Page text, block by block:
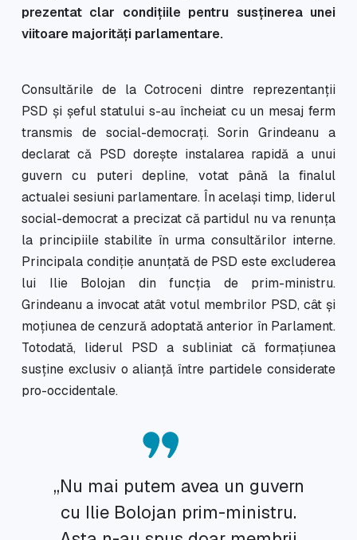
prezentat clar condițiile pentru susținerea unei
viitoare majorități parlamentare.
Consultările de la Cotroceni dintre reprezentanții
PSD și șeful statului s-au încheiat cu un mesaj ferm
transmis de social-democrați. Sorin Grindeanu a
declarat că PSD dorește instalarea rapidă a unui
guvern cu puteri depline, votat până la finalul
actualei sesiuni parlamentare. În același timp, liderul
social-democrat a precizat că partidul nu va renunța
la principiile stabilite în urma consultărilor interne.
Principala condiție anunțată de PSD este excluderea
lui Ilie Bolojan din funcția de prim-ministru.
Grindeanu a invocat atât votul membrilor PSD, cât și
moțiunea de cenzură adoptată anterior în Parlament.
Totodată, liderul PSD a subliniat că formațiunea
susține exclusiv o alianță între partidele considerate
pro-occidentale.
„Nu mai putem avea un guvern
cu Ilie Bolojan prim-ministru.